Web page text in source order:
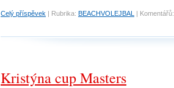
Celý příspěvek | Rubrika: BEACHVOLEJBAL | Komentářů:
Kristýna cup Masters